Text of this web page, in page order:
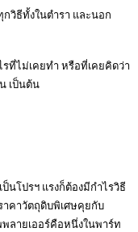
วิธีทั้งในตำรา และนอก
ที่ไม่เคยทำ หรือที่เคยคิดว่า
เป็นต้น
นโปรฯ แรงก็ต้องมีกำไรวิธี
คาวัตถุดิบพิเศษคุยกับ
ลายเออร์คือหนึ่งในพาร์ท